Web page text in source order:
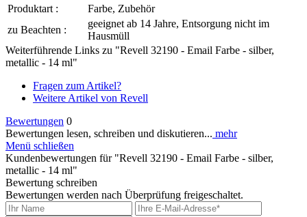
Produktart :
Farbe, Zubehör
zu Beachten :
geeignet ab 14 Jahre, Entsorgung nicht im
Hausmüll
Weiterführende Links zu "Revell 32190 - Email Farbe - silber,
metallic - 14 ml"
Fragen zum Artikel?
Weitere Artikel von Revell
Bewertungen 0
Bewertungen lesen, schreiben und diskutieren... mehr
Menü schließen
Kundenbewertungen für "Revell 32190 - Email Farbe - silber,
metallic - 14 ml"
Bewertung schreiben
Bewertungen werden nach Überprüfung freigeschaltet.